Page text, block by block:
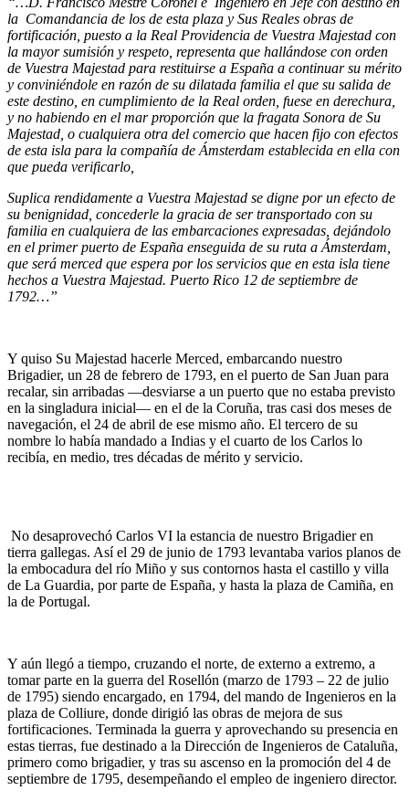
la Comandancia de los de esta plaza y Sus Reales obras de
fortificación, puesto a la Real Providencia de Vuestra Majestad con
la mayor sumisión y respeto, representa que hallándose con orden
de Vuestra Majestad para restituirse a España a continuar su mérito
y conviniéndole en razón de su dilatada familia el que su salida de
este destino, en cumplimiento de la Real orden, fuese en derechura,
y no habiendo en el mar proporción que la fragata Sonora de Su
Majestad, o cualquiera otra del comercio que hacen fijo con efectos
de esta isla para la compañía de Ámsterdam establecida en ella con
que pueda verificarlo,
Suplica rendidamente a Vuestra Majestad se digne por un efecto de
su benignidad, concederle la gracia de ser transportado con su
familia en cualquiera de las embarcaciones expresadas, dejándolo
en el primer puerto de España enseguida de su ruta a Ámsterdam,
que será merced que espera por los servicios que en esta isla tiene
hechos a Vuestra Majestad. Puerto Rico 12 de septiembre de
1792…”
Y quiso Su Majestad hacerle Merced, embarcando nuestro
Brigadier, un 28 de febrero de 1793, en el puerto de San Juan para
recalar, sin arribadas —desviarse a un puerto que no estaba previsto
en la singladura inicial— en el de la Coruña, tras casi dos meses de
navegación, el 24 de abril de ese mismo año. El tercero de su
nombre lo había mandado a Indias y el cuarto de los Carlos lo
recibía, en medio, tres décadas de mérito y servicio.
No desaprovechó Carlos VI la estancia de nuestro Brigadier en
tierra gallegas. Así el 29 de junio de 1793 levantaba varios planos de
la embocadura del río Miño y sus contornos hasta el castillo y villa
de La Guardia, por parte de España, y hasta la plaza de Camiña, en
la de Portugal.
Y aún llegó a tiempo, cruzando el norte, de externo a extremo, a
tomar parte en la guerra del Rosellón (marzo de 1793 – 22 de julio
de 1795) siendo encargado, en 1794, del mando de Ingenieros en la
plaza de Colliure, donde dirigió las obras de mejora de sus
fortificaciones. Terminada la guerra y aprovechando su presencia en
estas tierras, fue destinado a la Dirección de Ingenieros de Cataluña,
primero como brigadier, y tras su ascenso en la promoción del 4 de
septiembre de 1795, desempeñando el empleo de ingeniero director.